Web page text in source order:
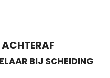
ACHTERAF
BIJ SCHEIDING